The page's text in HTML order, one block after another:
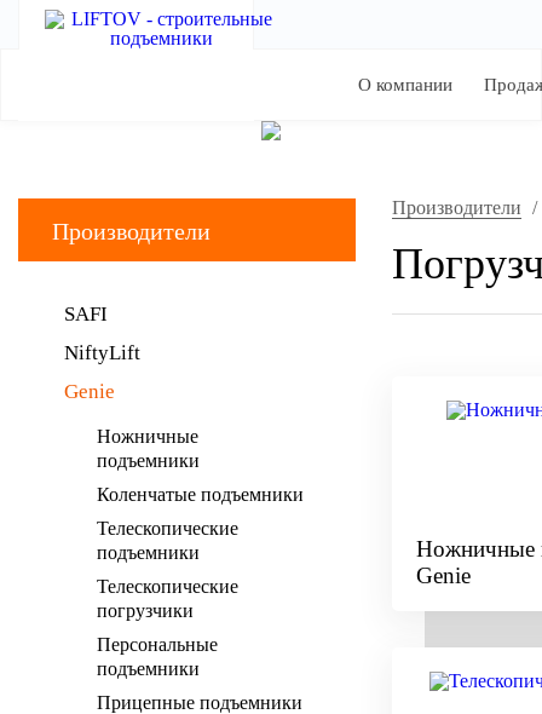
О компании
Производители
SAFI
NiftyLift
Genie
Ножничные
подъемники
Коленчатые подъемники
Телескопические
подъемники
Телескопические
погрузчики
Персональные
подъемники
Прицепные подъемники
Производители /
Ножничные
Genie